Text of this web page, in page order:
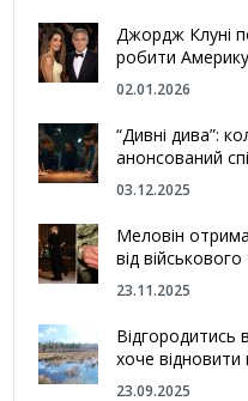
Джордж Клуні
робити
02.01.2026
“Дивні дива”:
анонсований
03.12.2025
Меловін
від
23.11.2025
Відгородитись
хоче відновити
23.09.2025